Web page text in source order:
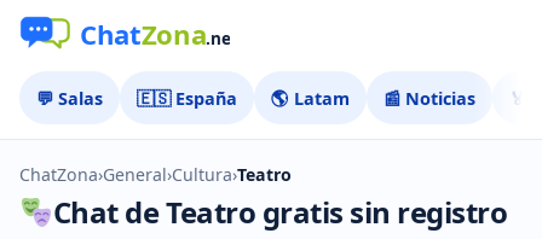
💬 Salas 🇪🇸 España 🌎 Latam 📰 Noticias 🏅
ChatZona›General›Cultura›Teatro
Chat de Teatro gratis sin registro